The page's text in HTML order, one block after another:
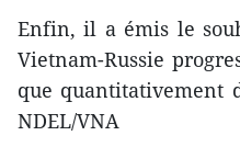
Enfin, il a émis le
Vietnam-Russie
que quantitativement
NDEL/VNA